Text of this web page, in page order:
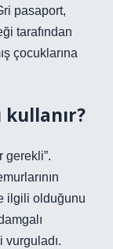
pasaport,
tarafından
çocuklarına
gerekli”.
ilgili olduğunu